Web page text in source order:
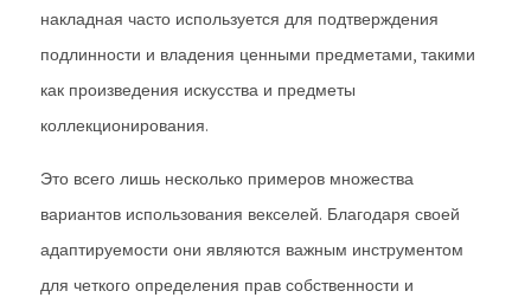
накладная часто используется для подтверждения
подлинности и владения ценными предметами, такими
как произведения искусства и предметы
коллекционирования.
Это всего лишь несколько примеров множества
вариантов использования векселей. Благодаря своей
адаптируемости они являются важным инструментом
для четкого определения прав собственности и